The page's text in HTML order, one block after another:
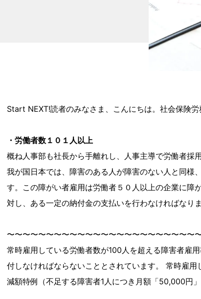
Start NEXT!読者のみなさま、こんにちは。社会保険
・労働者数１０１人以上
概ね人事部も社長から手離れし、人事主導で労働者採
我が国日本では、障害のある人が障害のない人と同様
す。この障がい者雇用は労働者５０人以上の企業に障
対し、ある一定の納付金の支払いを行わなければなりま
〜〜〜〜〜〜〜〜〜〜〜〜〜〜〜〜〜〜〜〜〜〜〜〜
常時雇用している労働者数が100人を超える障害者雇
付しなければならないこととされています。 常時雇
減額特例（不足する障害者1人につき月額「50,000円